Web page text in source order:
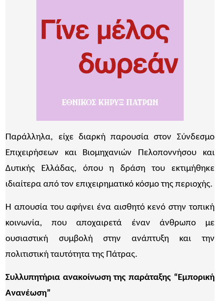
Παράλληλα, είχε διαρκή παρουσία στον Σύνδεσμο
Επιχειρήσεων και Βιομηχανιών Πελοποννήσου και
Δυτικής Ελλάδας, όπου η δράση του εκτιμήθηκε
ιδιαίτερα από τον επιχειρηματικό κόσμο της περιοχής.
Η απουσία του αφήνει ένα αισθητό κενό στην τοπική
κοινωνία, που αποχαιρετά έναν άνθρωπο με
ουσιαστική συμβολή στην ανάπτυξη και την
πολιτιστική ταυτότητα της Πάτρας.
Συλλυπητήρια ανακοίνωση της παράταξης “Εμπορική
Ανανέωση”